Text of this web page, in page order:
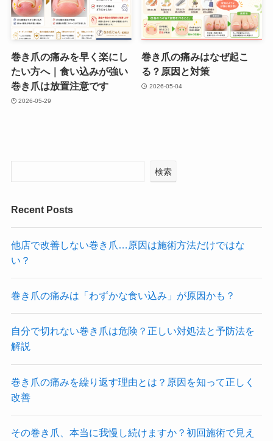
巻き爪の痛みを早く楽にし
たい方へ｜食い込みが強い
巻き爪は放置注意です
2026-05-29
巻き爪の痛みはなぜ起こ
る？原因と対策
2026-05-04
検索
Recent Posts
他店で改善しない巻き爪…原因は施術方法だけではな
い？
巻き爪の痛みは「わずかな食い込み」が原因かも？
自分で切れない巻き爪は危険？正しい対処法と予防法を
解説
巻き爪の痛みを繰り返す理由とは？原因を知って正しく
改善
その巻き爪、本当に我慢し続けますか？初回施術で見え